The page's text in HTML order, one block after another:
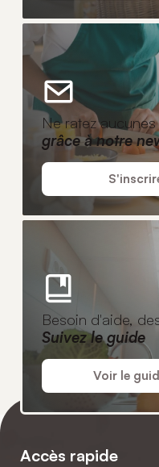
Ne ratez
grâce à notre
Besoin d'aide,
Suivez le guide
Voir le
Accès rapide